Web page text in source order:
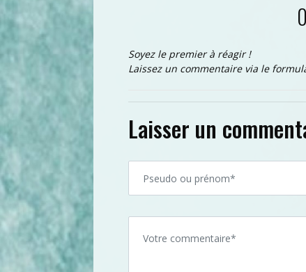
Soyez le premier à réagir !
Laissez un commentaire via le
Laisser un